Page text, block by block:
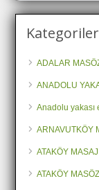
Kategoriler
ADALAR
ANADOLU
Anadolu yakası
ARNAVUTKÖY
ATAKÖY
ATAKÖY